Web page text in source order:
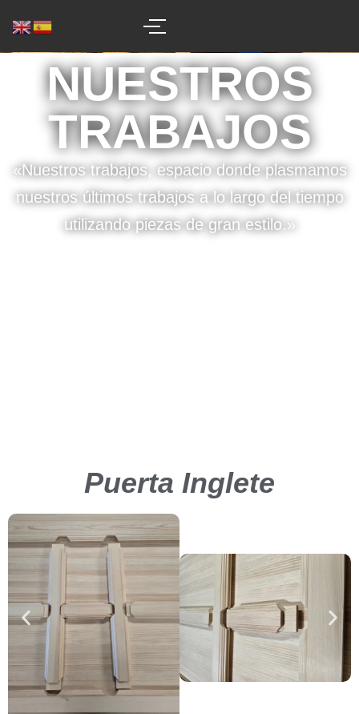
NUESTROS
TRABAJOS
«Nuestros trabajos, espacio donde plasmamos
nuestros últimos trabajos a lo largo del tiempo
utilizando piezas de gran estilo.»
Puerta Inglete